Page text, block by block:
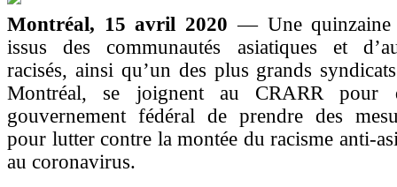
Montréal, 15 avril 2020— Une quinzaine
issus des communautés asiatiques et
racisés, ainsi qu’un des plus grands
Montréal, se joignent au CRARR pour
gouvernement fédéral de prendre des
pour lutter contre la montée du racisme anti-
au coronavirus.